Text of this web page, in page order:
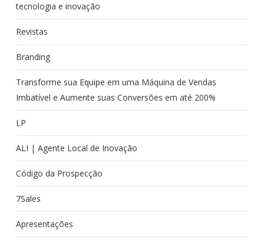
tecnologia e inovação
Revistas
Branding
Transforme sua Equipe em uma Máquina de Vendas
Imbatível e Aumente suas Conversões em até 200%
LP
ALI | Agente Local de Inovação
Código da Prospecção
7Sales
Apresentações